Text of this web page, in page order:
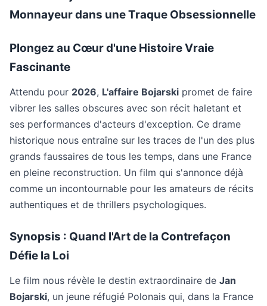
Monnayeur dans une Traque Obsessionnelle
Plongez au Cœur d'une Histoire Vraie
Fascinante
Attendu pour 2026, L'affaire Bojarski promet de faire
vibrer les salles obscures avec son récit haletant et
ses performances d'acteurs d'exception. Ce drame
historique nous entraîne sur les traces de l'un des plus
grands faussaires de tous les temps, dans une France
en pleine reconstruction. Un film qui s'annonce déjà
comme un incontournable pour les amateurs de récits
authentiques et de thrillers psychologiques.
Synopsis : Quand l'Art de la Contrefaçon
Défie la Loi
Le film nous révèle le destin extraordinaire de Jan
Bojarski, un jeune réfugié Polonais qui, dans la France